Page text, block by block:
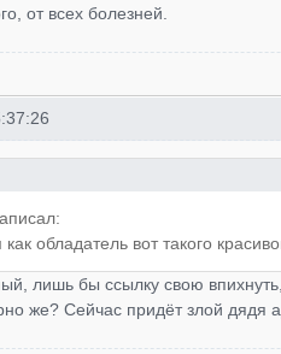
от всех болезней.
обладатель вот такого
лишь бы ссылку свою
же? Сейчас придёт злой дядя